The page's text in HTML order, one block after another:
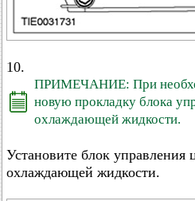
10.
ПРИМЕЧАНИЕ: При
новую прокладку блока
охлаждающей жидкости.
Установите блок управления
охлаждающей жидкости.